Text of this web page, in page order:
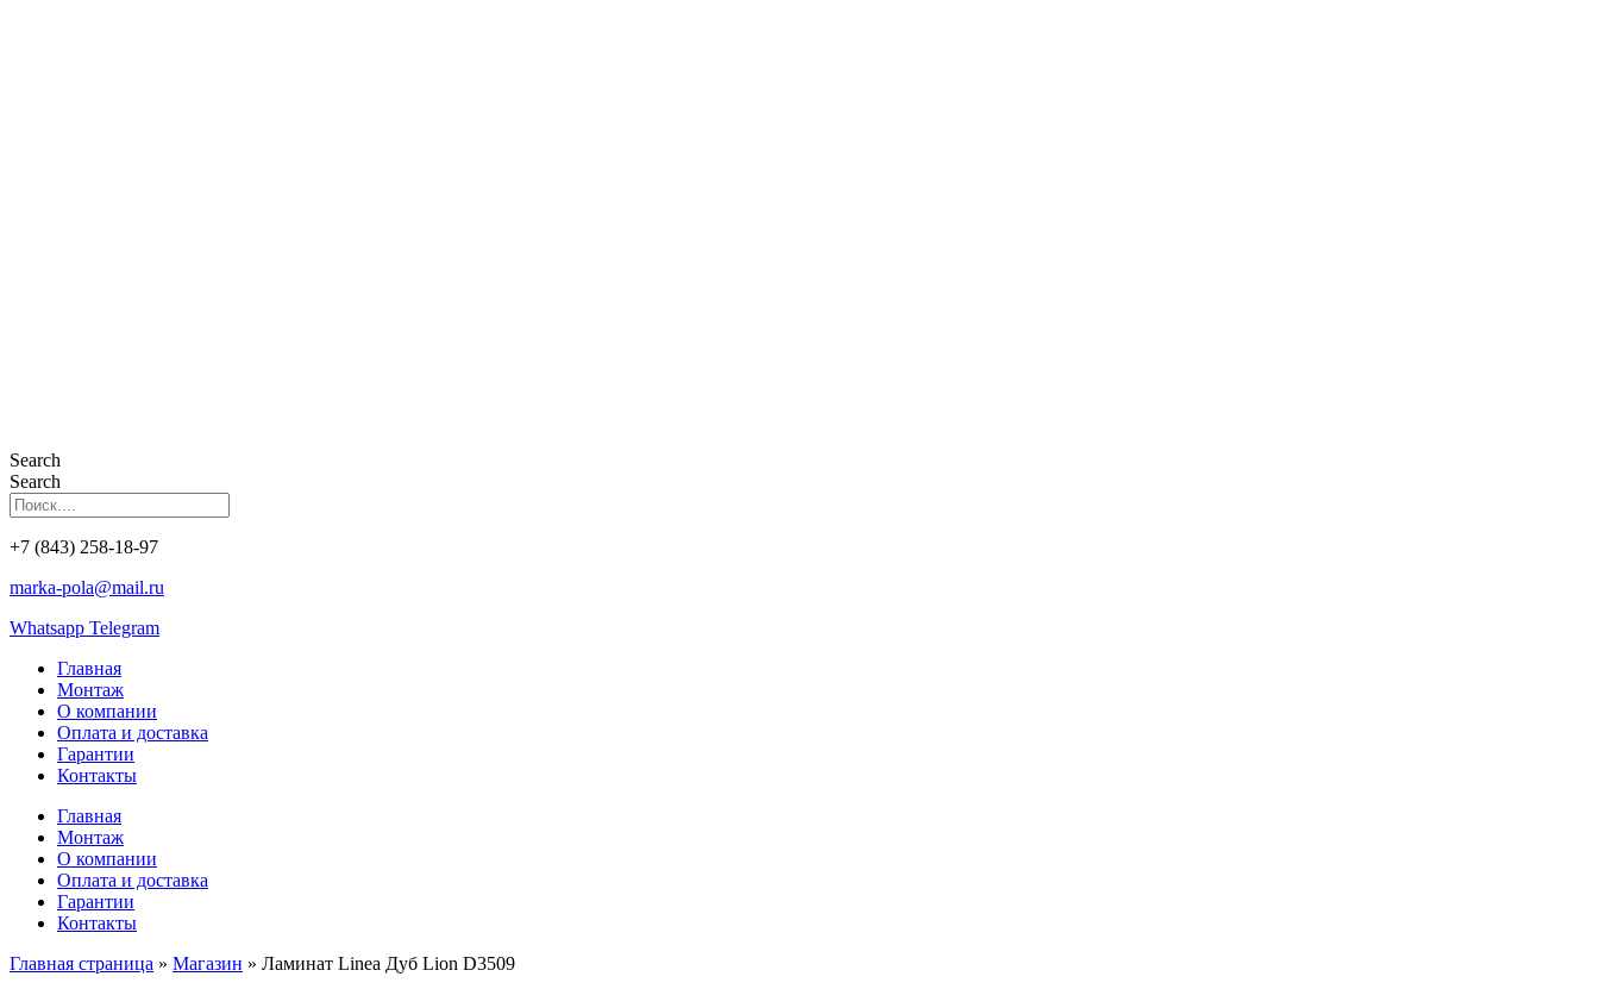
Search
Search
+7 (843) 258-18-97
marka-pola@mail.ru
Whatsapp Telegram
Главная
Монтаж
О компании
Оплата и доставка
Гарантии
Контакты
Главная
Монтаж
О компании
Оплата и доставка
Гарантии
Контакты
Главная страница » Магазин » Ламинат Linea Дуб Lion D3509